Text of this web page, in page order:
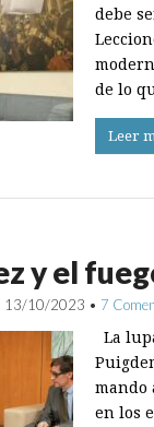
debe
de lo
Leer
y el
13/10/2023 • 7
La
mando
en los